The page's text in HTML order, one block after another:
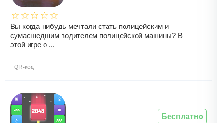
Вы когда-нибудь мечтали стать полицейским и
сумасшедшим водителем полицейской машины? В
этой игре о ...
QR-код
Бесплатно